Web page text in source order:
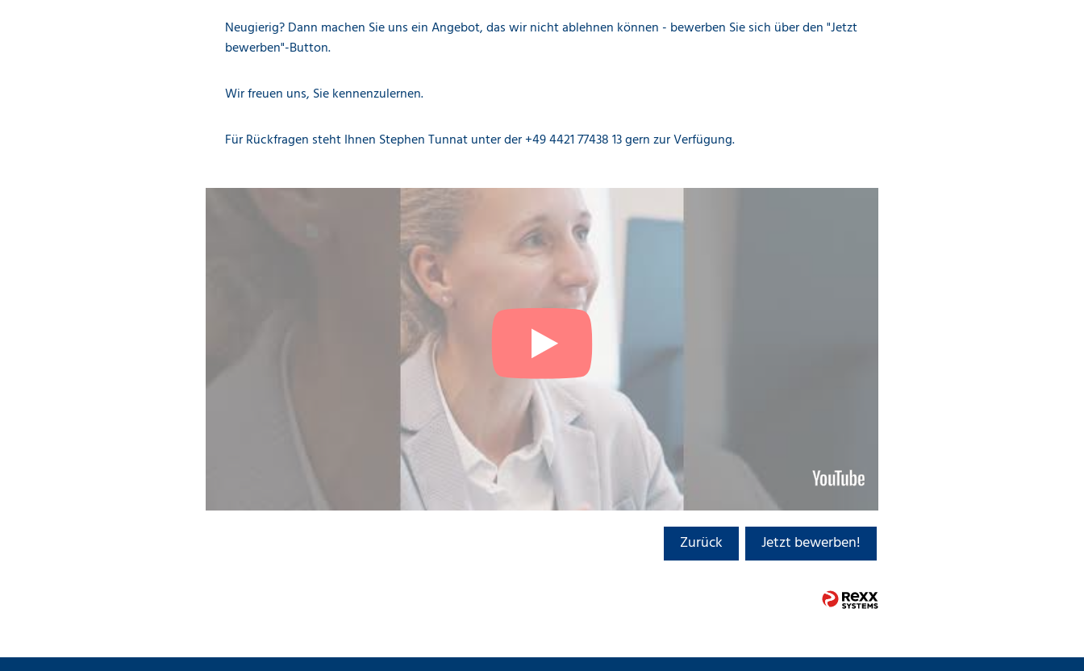
Neugierig? Dann machen Sie uns ein Angebot, das wir nicht ablehnen können - bewerben Sie sich über den "Jetzt
bewerben"-Button.
Wir freuen uns, Sie kennenzulernen.
Für Rückfragen steht Ihnen Stephen Tunnat unter der +49 4421 77438 13 gern zur Verfügung.
Zurück Jetzt bewerben!